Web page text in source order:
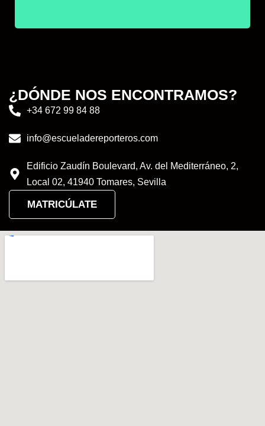
¿DÓNDE NOS ENCONTRAMOS?
+34 672 99 84 88
info@escueladereporteros.com
Edificio Zaudín Boulevard, Av. del Mediterráneo, 2,
Local 02, 41940 Tomares, Sevilla
MATRICÚLATE